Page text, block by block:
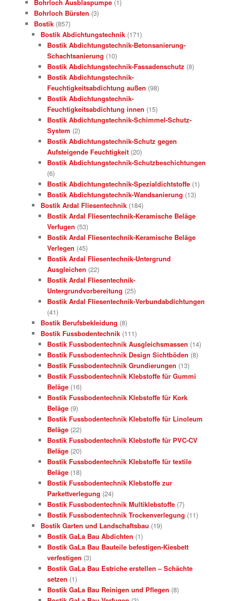
Bohrloch Ausblaspumpe (1)
Bohrloch Bürsten (3)
Bostik (857)
Bostik Abdichtungstechnik (171)
Bostik Abdichtungstechnik-Betonsanierung-
Schachtsanierung (10)
Bostik Abdichtungstechnik-Fassadenschutz (8)
Bostik Abdichtungstechnik-
Feuchtigkeitsabdichtung außen (98)
Bostik Abdichtungstechnik-
Feuchtigkeitsabdichtung innen (15)
Bostik Abdichtungstechnik-Schimmel-Schutz-
System (2)
Bostik Abdichtungstechnik-Schutz gegen
Aufsteigende Feuchtigkeit (20)
Bostik Abdichtungstechnik-Schutzbeschichtungen
(6)
Bostik Abdichtungstechnik-Spezialdichtstoffe (1)
Bostik Abdichtungstechnik-Wandsanierung (13)
Bostik Ardal Fliesentechnik (184)
Bostik Ardal Fliesentechnik-Keramische Beläge
Verfugen (53)
Bostik Ardal Fliesentechnik-Keramische Beläge
Verlegen (45)
Bostik Ardal Fliesentechnik-Untergrund
Ausgleichen (22)
Bostik Ardal Fliesentechnik-
Untergrundvorbereitung (25)
Bostik Ardal Fliesentechnik-Verbundabdichtungen
(41)
Bostik Berufsbekleidung (8)
Bostik Fussbodentechnik (111)
Bostik Fussbodentechnik Ausgleichsmassen (14)
Bostik Fussbodentechnik Design Sichtböden (8)
Bostik Fussbodentechnik Grundierungen (13)
Bostik Fussbodentechnik Klebstoffe für Gummi
Beläge (16)
Bostik Fussbodentechnik Klebstoffe für Kork
Beläge (9)
Bostik Fussbodentechnik Klebstoffe für Linoleum
Beläge (22)
Bostik Fussbodentechnik Klebstoffe für PVC-CV
Beläge (20)
Bostik Fussbodentechnik Klebstoffe für textile
Beläge (18)
Bostik Fussbodentechnik Klebstoffe zur
Parkettverlegung (24)
Bostik Fussbodentechnik Multiklebstoffe (7)
Bostik Fussbodentechnik Trockenverlegung (11)
Bostik Garten und Landschaftsbau (19)
Bostik GaLa Bau Abdichten (1)
Bostik GaLa Bau Bauteile befestigen-Kiesbett
verfestigen (3)
Bostik GaLa Bau Estriche erstellen – Schächte
setzen (1)
Bostik GaLa Bau Reinigen und Pflegen (8)